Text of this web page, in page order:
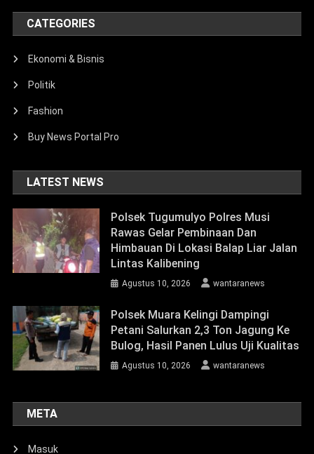
CATEGORIES
Ekonomi & Bisnis
Politik
Fashion
Buy News Portal Pro
LATEST NEWS
Polsek Tugumulyo Polres Musi
Rawas Gelar Pembinaan Dan
Himbauan Di Lokasi Balap Liar Jalan
Lintas Kalibening
Agustus 10, 2026 wantaranews
Polsek Muara Kelingi Dampingi
Petani Salurkan 2,3 Ton Jagung Ke
Bulog, Hasil Panen Lulus Uji Kualitas
Agustus 10, 2026 wantaranews
META
Masuk